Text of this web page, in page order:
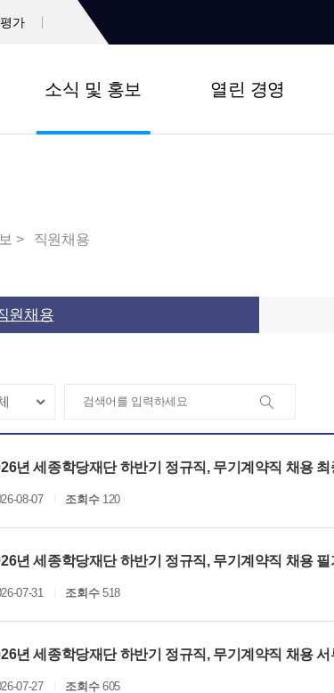
가
소식 및 홍보 열린 경영
직원채용
원채용
년 세종학당재단 하반기 정규직, 무기계약직 채용
08-07 조회수120
년 세종학당재단 하반기 정규직, 무기계약직 채용
07-31 조회수518
년 세종학당재단 하반기 정규직, 무기계약직 채용
07-27 조회수605